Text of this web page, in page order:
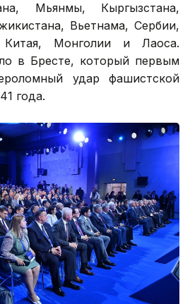
Мьянмы, Кыргызстана,
Вьетнама, Сербии,
Китая, Монголии и Лаоса.
в Бресте, который первым
удар фашистской
года.